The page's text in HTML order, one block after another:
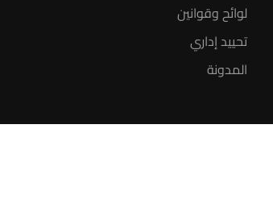
لوائح وقوانين
تحييد إداري
المدونة